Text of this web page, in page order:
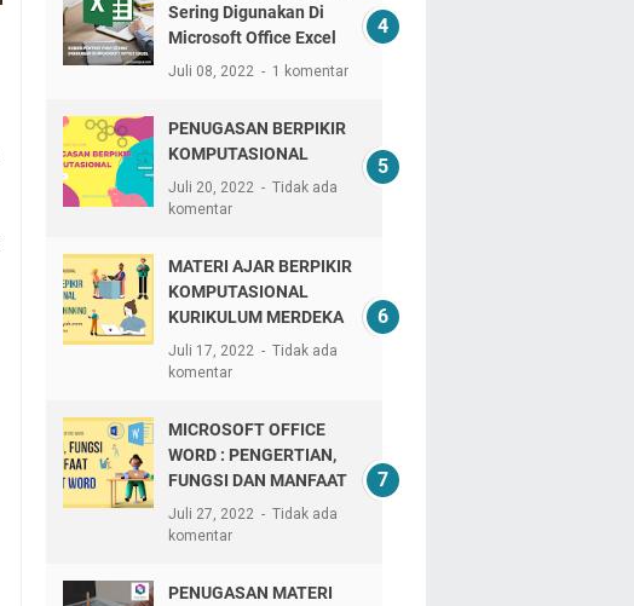
Sering Digunakan Di
Microsoft Office Excel
Juli 08, 2022 1 komentar
PENUGASAN BERPIKIR
KOMPUTASIONAL
Juli 20, 2022
Tidak ada
komentar
MATERI AJAR BERPIKIR
KOMPUTASIONAL
KURIKULUM MERDEKA
Juli 17, 2022
Tidak ada
komentar
MICROSOFT OFFICE
WORD : PENGERTIAN,
FUNGSI DAN MANFAAT
Juli 27, 2022
Tidak ada
komentar
PENUGASAN MATERI